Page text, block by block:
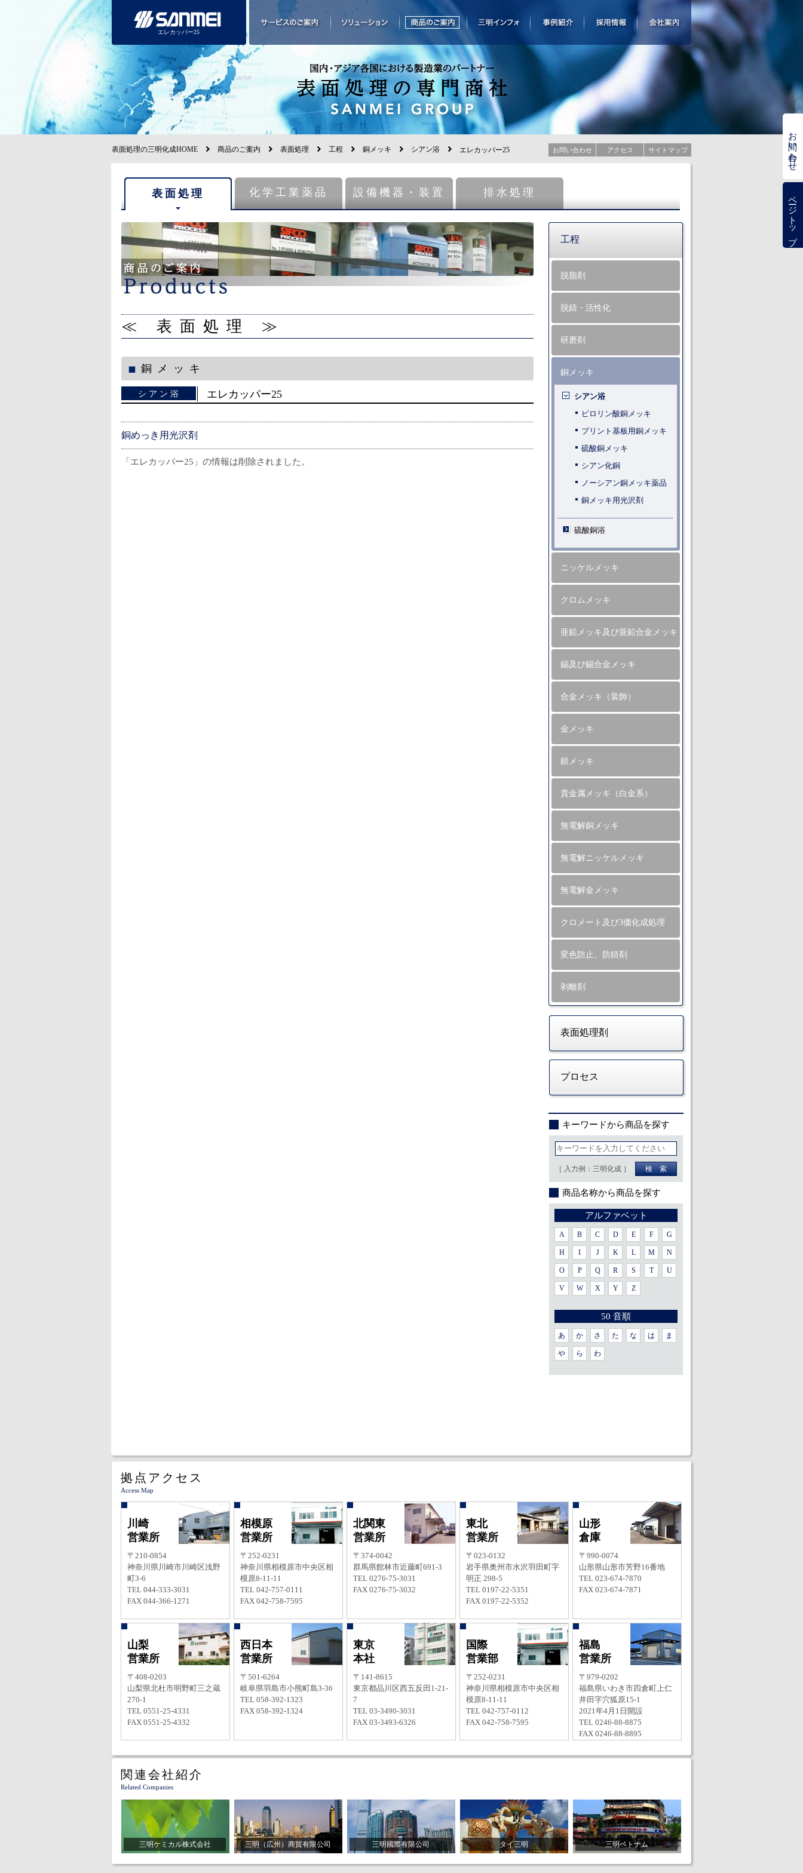
エレカッパー25
表面処理の三明化成HOME 商品のご案内 表面処理 工程 銅メッキ シアン浴 エレカッパー25
表面処理 化学工業薬品 設備機器・装置 排水処理
≪ 表面処理 ≫
銅メッキ
シアン浴 エレカッパー25
銅めっき用光沢剤
「エレカッパー25」の情報は削除されました。
工程
脱脂剤
脱錆・活性化
研磨剤
銅メッキ
シアン浴
ピロリン酸銅メッキ
プリント基板用銅メッキ
硫酸銅メッキ
シアン化銅
ノーシアン銅メッキ薬品
銅メッキ用光沢剤
硫酸銅浴
ニッケルメッキ
クロムメッキ
亜鉛メッキ及び亜鉛合金メッキ
錫及び錫合金メッキ
合金メッキ（装飾）
金メッキ
銀メッキ
貴金属メッキ（白金系）
無電解銅メッキ
無電解ニッケルメッキ
無電解金メッキ
クロメート及び3価化成処理
変色防止、防錆剤
剥離剤
表面処理剤
プロセス
キーワードから商品を探す
［ 入力例：三明化成 ］
商品名称から商品を探す
アルファベット
A B C D E F G
H I J K L M N
O P Q R S T U
V W X Y Z
50 音順
あ か さ た な は ま
や ら わ
拠点アクセス
Access Map
川崎
営業所
〒210-0854
神奈川県川崎市川崎区浅野
町3-6
TEL 044-333-3031
FAX 044-366-1271
相模原
営業所
〒252-0231
神奈川県相模原市中央区相
模原8-11-11
TEL 042-757-0111
FAX 042-758-7595
北関東
営業所
〒374-0042
群馬県館林市近藤町691-3
TEL 0276-75-3031
FAX 0276-75-3032
東北
営業所
〒023-0132
岩手県奥州市水沢羽田町字
明正 298-5
TEL 0197-22-5351
FAX 0197-22-5352
山形
倉庫
〒990-0074
山形県山形市芳野16番地
TEL 023-674-7870
FAX 023-674-7871
山梨
営業所
〒408-0203
山梨県北杜市明野町三之蔵
270-1
TEL 0551-25-4331
FAX 0551-25-4332
西日本
営業所
〒501-6264
岐阜県羽島市小熊町島3-36
TEL 058-392-1323
FAX 058-392-1324
東京
本社
〒141-8615
東京都品川区西五反田1-21-
7
TEL 03-3490-3031
FAX 03-3493-6326
国際
営業部
〒252-0231
神奈川県相模原市中央区相
模原8-11-11
TEL 042-757-0112
FAX 042-758-7595
福島
営業所
〒979-0202
福島県いわき市四倉町上仁
井田字穴狐原15-1
2021年4月1日開設
TEL 0246-88-8875
FAX 0246-88-8895
関連会社紹介
Related Companies
三明ケミカル株式会社 三明（広州）商貿有限公司 三明國際有限公司 タイ三明 三明ベトナム
ページトップ
お問い合わせ
お問い合わせ アクセス サイトマップ